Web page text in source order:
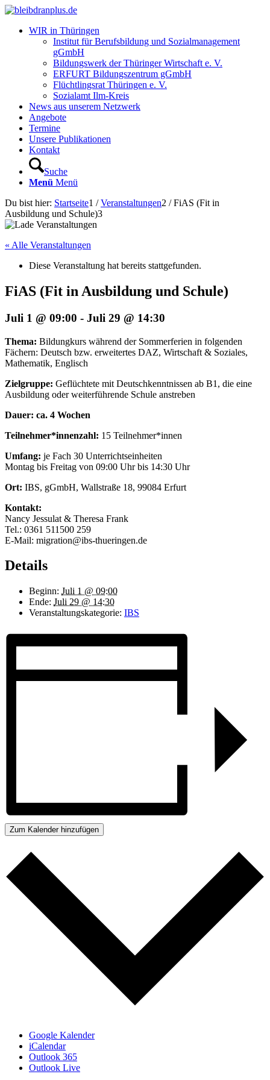
WIR in Thüringen
Institut für Berufsbildung und Sozialmanagement
gGmbH
Bildungswerk der Thüringer Wirtschaft e. V.
ERFURT Bildungszentrum gGmbH
Flüchtlingsrat Thüringen e. V.
Sozialamt Ilm-Kreis
News aus unserem Netzwerk
Angebote
Termine
Unsere Publikationen
Kontakt
Suche
Menü Menü
Du bist hier: Startseite1 / Veranstaltungen2 / FiAS (Fit in
Ausbildung und Schule)3
« Alle Veranstaltungen
Diese Veranstaltung hat bereits stattgefunden.
FiAS (Fit in Ausbildung und Schule)
Juli 1 @ 09:00 - Juli 29 @ 14:30
Thema: Bildungkurs während der Sommerferien in folgenden
Fächern: Deutsch bzw. erweitertes DAZ, Wirtschaft & Soziales,
Mathematik, Englisch
Zielgruppe: Geflüchtete mit Deutschkenntnissen ab B1, die eine
Ausbildung oder weiterführende Schule anstreben
Dauer: ca. 4 Wochen
Teilnehmer*innenzahl: 15 Teilnehmer*innen
Umfang: je Fach 30 Unterrichtseinheiten
Montag bis Freitag von 09:00 Uhr bis 14:30 Uhr
Ort: IBS, gGmbH, Wallstraße 18, 99084 Erfurt
Kontakt:
Nancy Jessulat & Theresa Frank
Tel.: 0361 511500 259
E-Mail: migration@ibs-thueringen.de
Details
Beginn: Juli 1 @ 09:00
Ende: Juli 29 @ 14:30
Veranstaltungskategorie: IBS
Zum Kalender hinzufügen
Google Kalender
iCalendar
Outlook 365
Outlook Live